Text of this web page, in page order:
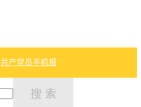
共产党员手机报